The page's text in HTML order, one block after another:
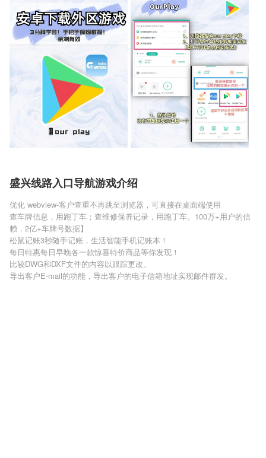
盛兴线路入口导航游戏介绍
优化 webview-客户查重不再跳至浏览器，可直接在桌面端使用
查车牌信息，用跑丁车；查维修保养记录，用跑丁车。100万+用户的信
赖，2亿+车牌号数据】
松鼠记账3秒随手记账，生活智能手机记账本！
每日特惠每日早晚各一款惊喜特价商品等你发现！
比较DWG和DXF文件的内容以跟踪更改。
导出客户E-mail的功能，导出客户的电子信箱地址实现邮件群发。